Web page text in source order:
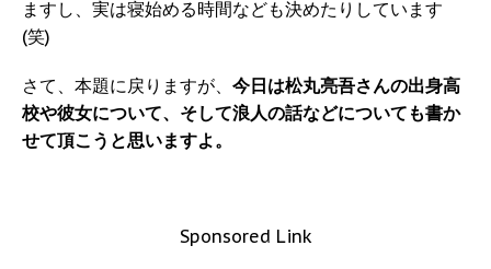
ますし、実は寝始める時間なども決めたりしています
(笑)
さて、本題に戻りますが、 今日は松丸亮吾さんの出身高
校や彼女について、そして浪人の話などについても書か
せて頂こうと思いますよ。
Sponsored Link